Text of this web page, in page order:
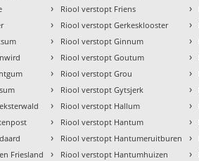
Friesland
› Riool verstopt Friens
› Riool verstopt Gerkesklooster
› Riool verstopt Ginnum
› Riool verstopt Goutum
› Riool verstopt Grou
› Riool verstopt Gytsjerk
› Riool verstopt Hallum
› Riool verstopt Hantum
› Riool verstopt Hantumeruitburen
› Riool verstopt Hantumhuizen
›
›
›
›
›
›
›
›
›
›